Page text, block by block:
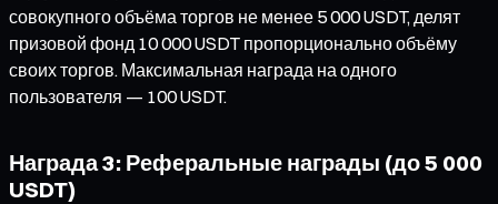
совокупного объёма торгов не менее 5 000 USDT, делят
призовой фонд 10 000 USDT пропорционально объёму
своих торгов. Максимальная награда на одного
пользователя — 100 USDT.
Награда 3: Реферальные награды (до 5 000
USDT)